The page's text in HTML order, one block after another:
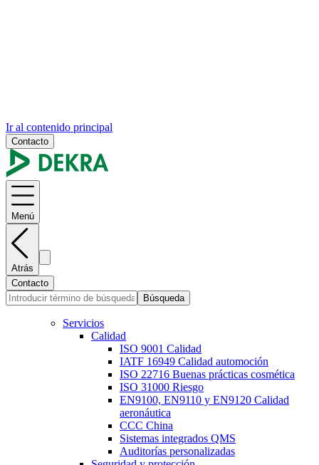
Ir al contenido principal
Contacto
Menú
Atrás
Contacto
Búsqueda
Servicios
Calidad
ISO 9001 Calidad
IATF 16949 Calidad automoción
ISO 22716 Buenas prácticas cosmética
ISO 31000 Riesgo
EN9100, EN9110 y EN9120 Calidad
aeronáutica
CCC China
Sistemas integrados QMS
Auditorías personalizadas